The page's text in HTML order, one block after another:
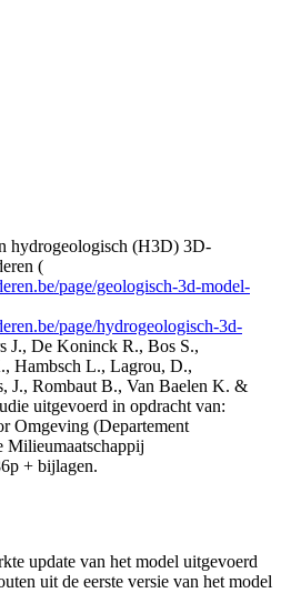
hydrogeologisch (H3D) 3D-
(
page/geologisch-3d-model-
page/hydrogeologisch-3d-
J., De Koninck R., Bos S.,
Hambsch L., Lagrou, D.,
J., Rombaut B., Van Baelen K. &
uitgevoerd in opdracht van:
Omgeving (Departement
Milieumaatschappij
+ bijlagen.
update van het model uitgevoerd
uit de eerste versie van het model